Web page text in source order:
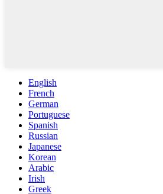
English
French
German
Portuguese
Spanish
Russian
Japanese
Korean
Arabic
Irish
Greek